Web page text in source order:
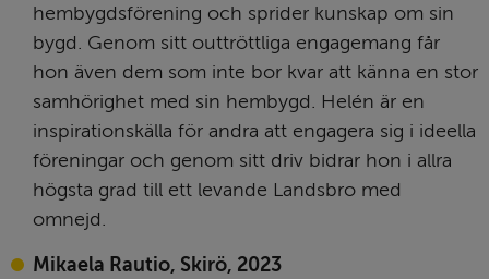
hembygdsförening och sprider kunskap om sin
bygd. Genom sitt outtröttliga engagemang får
hon även dem som inte bor kvar att känna en stor
samhörighet med sin hembygd. Helén är en
inspirationskälla för andra att engagera sig i ideella
föreningar och genom sitt driv bidrar hon i allra
högsta grad till ett levande Landsbro med
omnejd.
Mikaela Rautio, Skirö, 2023